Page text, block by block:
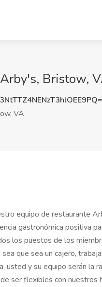
Bristow,
VA
equipo de restaurante
gastronómica positiva
los puestos de los
sea que sea un cajero,
usted y su equipo serán la
ser flexibles con nuestros